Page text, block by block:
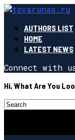
AUTHORS LIST
HOME
LATEST NEWS
Connect with
Hi, What Are You